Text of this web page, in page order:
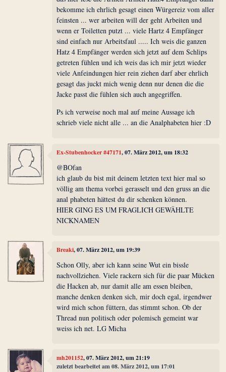
bekomme ich ehrlich gesagt einen Würgereiz vom aller
feinsten ... wer arbeiten will der geht Arbeiten und
wenn er Toiletten putzt ... viele Hartz 4 Empfänger
sind einfach nur Arbeitsfaul ..... Ich weis die ganzen
Hatz 4 Empfänger werden sich jetzt auf dem Schlips
getreten fühlen und ich weis das ich mir jetzt wieder
viele Anfeindungen hier rein ziehen darf aber ehrlich
gesagt das juckt mich wenig denn nur denen die die
Jacke passt die fühlen sich auch angegriffen.
Ps ich verweise noch mal auf meine Aussage ich
schrieb viele nicht alle ... an die Analphabeten hier :D
Ex-Stubenhocker #47171, 07. März 2012, um 18:32
@BOfan
ich glaub du bist mit deinem letzten text hier mal so
völlig am thema vorbei gerasselt und den gruss an die
anal phabeten hättest du dir schenken können.
HIER GING ES UM FRAGLICH GEWÄHLTE
NICKNAMEN
Breaki, 07. März 2012, um 19:39
Schon Olly, aber ich kann seine Wut ein bissle
nachvollziehen. Viele rackern sich für die paar Mücken
die Hacken ab, nur damit alle am essen bleiben,
manche denken denken sich, mir doch egal, irgendwer
wird mich schon füttern, das stimmt schon. Ob der
Thread nun politisch oder polemisch gemeint war
weiss ich net. LG Micha
mh201152, 07. März 2012, um 21:19
zuletzt bearbeitet am 08. März 2012, um 17:01